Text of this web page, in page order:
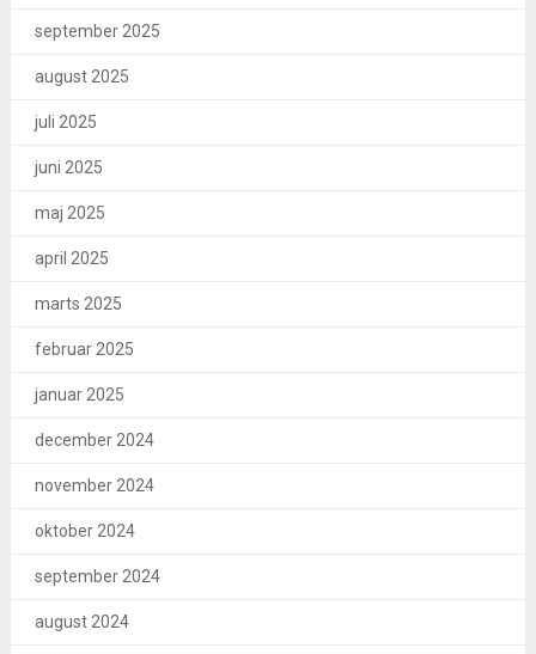
september 2025
august 2025
juli 2025
juni 2025
maj 2025
april 2025
marts 2025
februar 2025
januar 2025
december 2024
november 2024
oktober 2024
september 2024
august 2024